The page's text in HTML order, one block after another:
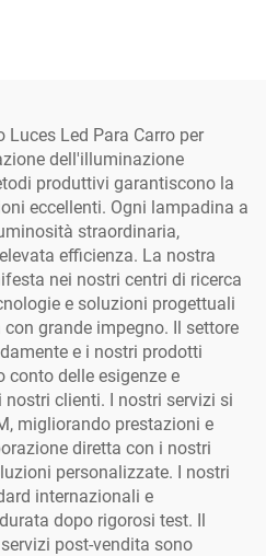
Luces Led Para Carro per
dell'illuminazione
produttivi garantiscono la
eccellenti. Ogni lampadina a
straordinaria,
efficienza. La nostra
nei nostri centri di ricerca
e soluzioni progettuali
grande impegno. Il settore
e i nostri prodotti
conto delle esigenze e
clienti. I nostri servizi si
migliorando prestazioni e
diretta con i nostri
personalizzate. I nostri
internazionali e
dopo rigorosi test. Il
post-vendita sono